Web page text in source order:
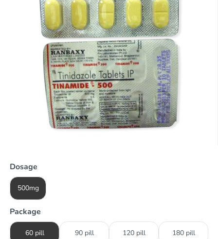
Dosage
500mg
Package
60 pill 90 pill 120 pill 180 pill